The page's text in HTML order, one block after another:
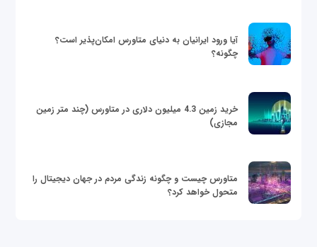
آیا ورود ایرانیان به دنیای متاورس امکان‌پذیر است؟
چگونه؟
خرید زمین 4.3 میلیون دلاری در متاورس (چند متر زمین
مجازی)
متاورس چیست و چگونه زندگی مردم در جهان دیجیتال را
متحول خواهد کرد؟